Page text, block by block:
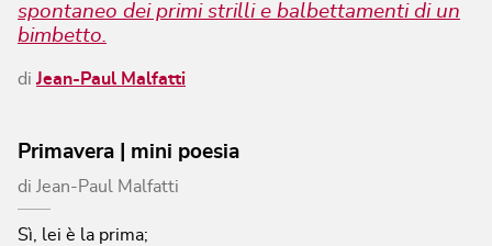
spontaneo dei primi strilli e balbettamenti di un
bimbetto.
diJean-Paul Malfatti
Primavera | mini poesia
di Jean-Paul Malfatti
Sì, lei è la prima;